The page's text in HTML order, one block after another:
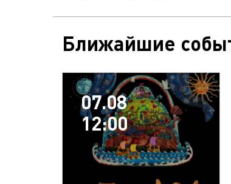
Ближайшие
07.08
12:00